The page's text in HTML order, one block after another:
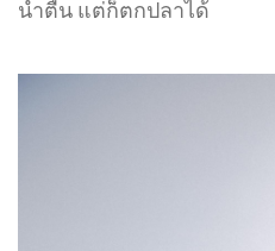
น้ำตื้น แต่ก็ตกปลาได้